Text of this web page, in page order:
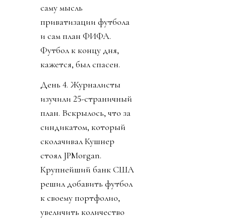
саму мысль
приватизации футбола
и сам план ФИФА.
Футбол к концу дня,
кажется, был спасен.
День 4. Журналисты
изучили 25-страничный
план. Вскрылось, что за
синдикатом, который
сколачивал Кушнер
стоял JPMorgan.
Крупнейший банк США
решил добавить футбол
к своему портфолио,
увеличить количество